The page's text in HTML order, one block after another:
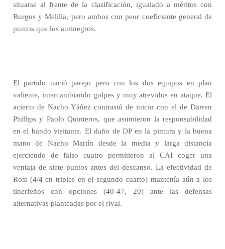
situarse al frente de la clasificación, igualado a méritos con
Burgos y Melilla, pero ambos con peor coeficiente general de
puntos que los aurinegros.
El partido nació parejo pero con los dos equipos en plan
valiente, intercambiando golpes y muy atrevidos en ataque. El
acierto de Nacho Yáñez contrastó de inicio con el de Darren
Phillips y Paolo Quinteros, que asumieron la responsabilidad
en el bando visitante. El daño de DP en la pintura y la buena
mano de Nacho Martín desde la media y larga distancia
ejerciendo de falso cuatro permitieron al CAI coger una
ventaja de siete puntos antes del descanso. La efectividad de
Rost (4/4 en triples en el segundo cuarto) mantenía aún a los
tinerfeños con opciones (40-47, 20) ante las defensas
alternativas planteadas por el rival.